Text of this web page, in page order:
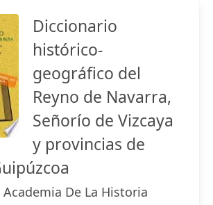
Diccionario
histórico-
geográfico del
Reyno de Navarra,
Señorío de Vizcaya
y provincias de
Academia De La Historia